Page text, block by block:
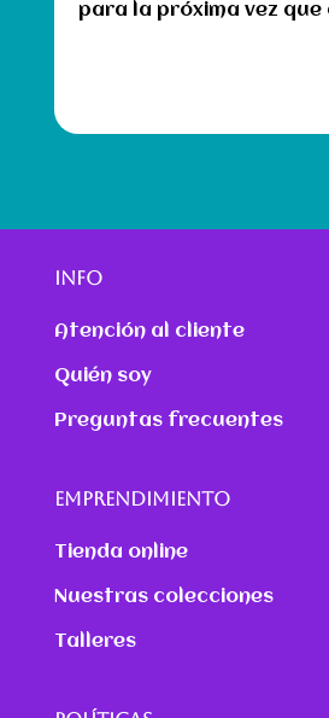
para la próxima vez que
INFO
Atención al cliente
Quién soy
Preguntas frecuentes
EMPRENDIMIENTO
Tienda online
Nuestras colecciones
Talleres